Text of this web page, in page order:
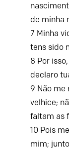
de minha
7 Minha
tens sido
8 Por
declaro
9 Não me
velhice;
faltam as
10 Pois
mim;